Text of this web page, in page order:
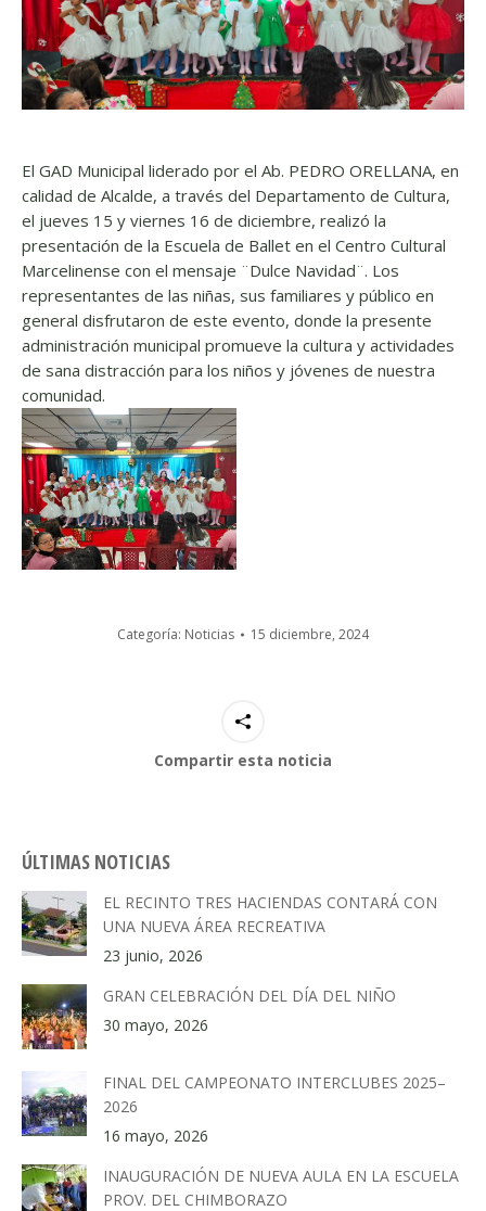
El GAD Municipal liderado por el Ab. PEDRO ORELLANA, en
calidad de Alcalde, a través del Departamento de Cultura,
el jueves 15 y viernes 16 de diciembre, realizó la
presentación de la Escuela de Ballet en el Centro Cultural
Marcelinense con el mensaje ¨Dulce Navidad¨. Los
representantes de las niñas, sus familiares y público en
general disfrutaron de este evento, donde la presente
administración municipal promueve la cultura y actividades
de sana distracción para los niños y jóvenes de nuestra
comunidad.
Categoría: Noticias 15 diciembre, 2024
Compartir esta noticia
ÚLTIMAS NOTICIAS
EL RECINTO TRES HACIENDAS CONTARÁ CON
UNA NUEVA ÁREA RECREATIVA
23 junio, 2026
GRAN CELEBRACIÓN DEL DÍA DEL NIÑO
30 mayo, 2026
FINAL DEL CAMPEONATO INTERCLUBES 2025–
2026
16 mayo, 2026
INAUGURACIÓN DE NUEVA AULA EN LA ESCUELA
PROV. DEL CHIMBORAZO